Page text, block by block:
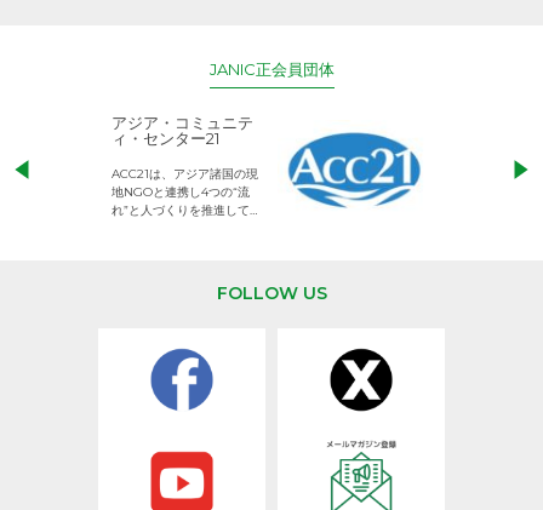
JANIC正会員団体
アジア・コミュニテ
ィ・センター21
ACC21は、アジア諸国の現
地NGOと連携し4つの“流
れ”と人づくりを推進してい
児童労働のない
権利が守られた
FOLLOW US